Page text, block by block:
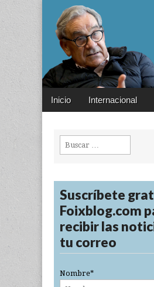
Main
Skip
Inicio Internacional
Buscar:
Suscríbete
Foixblog.com
recibir las
tu correo
Nombre*